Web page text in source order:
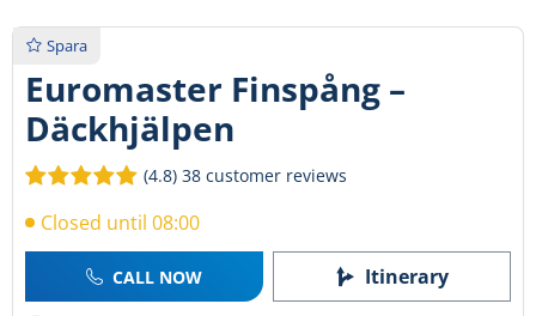
Spara
Euromaster Finspång –
Däckhjälpen
(4.8) 38 customer reviews
Closed until 08:00
CALL NOW Itinerary